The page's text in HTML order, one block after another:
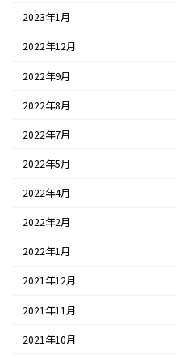
2023年1月
2022年12月
2022年9月
2022年8月
2022年7月
2022年5月
2022年4月
2022年2月
2022年1月
2021年12月
2021年11月
2021年10月